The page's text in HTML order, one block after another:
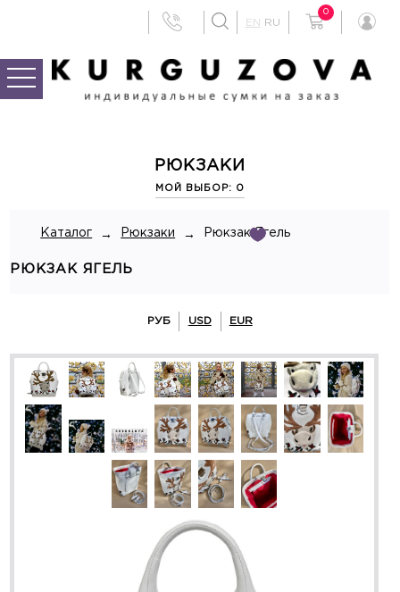
0
EN RU
РЮКЗАКИ
Каталог → Рюкзаки → Рюкзак Ягель
РЮКЗАК ЯГЕЛЬ
МОЙ ВЫБОР: 0
РУБ USD EUR